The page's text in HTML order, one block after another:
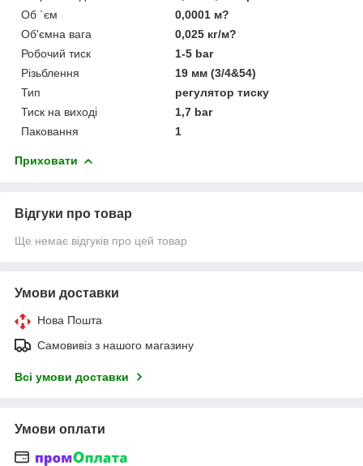
Об `єм
0,0001 м?
Об'ємна вага
0,025 кг/м?
Робочий тиск
1-5 bar
Різьблення
19 мм (3/4&54)
Тип
регулятор тиску
Тиск на виході
1,7 bar
Паковання
1
Приховати
Відгуки про товар
Ще немає відгуків про цей товар
Умови доставки
Нова Пошта
Самовивіз з нашого магазину
Всі умови доставки
Умови оплати